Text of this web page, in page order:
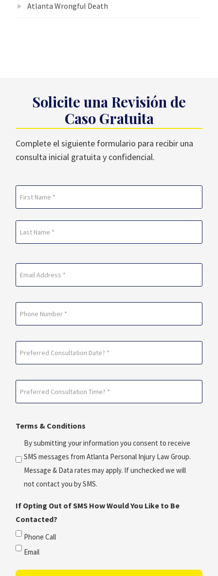
Atlanta Wrongful Death
Solicite una Revisión de
Caso Gratuita
Complete el siguiente formulario para recibir una
consulta inicial gratuita y confidencial.
(Required)
First
(Required)
Consultation
(Required)
Consultation
*
(Required)
Terms & Conditions
By submitting your information you consent to receive
SMS messages from Atlanta Personal Injury Law Group.
Message & Data rates may apply. If unchecked we will
not contact you by SMS.
If Opting Out of SMS How Would You Like to Be
Contacted?
Phone Call
Email